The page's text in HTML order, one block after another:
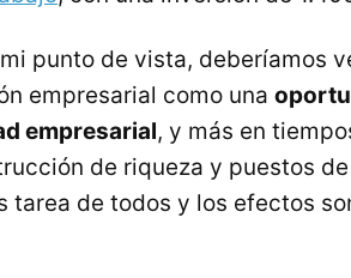
punto de vista, deberíamos
empresarial como una
empresarial, y más en
de riqueza y puestos
tarea de todos y los efectos